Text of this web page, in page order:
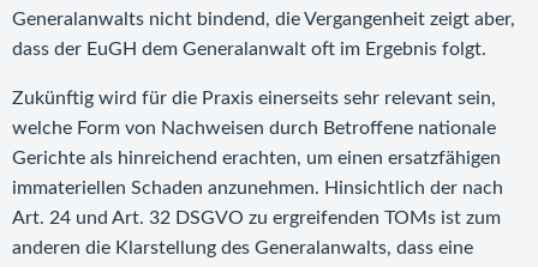
Generalanwalts nicht bindend, die Vergangenheit zeigt aber,
dass der EuGH dem Generalanwalt oft im Ergebnis folgt.
Zukünftig wird für die Praxis einerseits sehr relevant sein,
welche Form von Nachweisen durch Betroffene nationale
Gerichte als hinreichend erachten, um einen ersatzfähigen
immateriellen Schaden anzunehmen. Hinsichtlich der nach
Art. 24 und Art. 32 DSGVO zu ergreifenden TOMs ist zum
anderen die Klarstellung des Generalanwalts, dass eine